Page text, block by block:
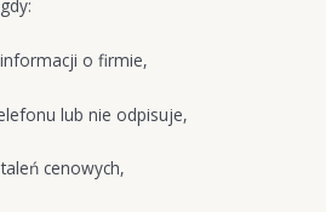
o firmie,
lub nie odpisuje,
cenowych,